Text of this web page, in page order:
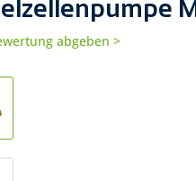
abgeben >